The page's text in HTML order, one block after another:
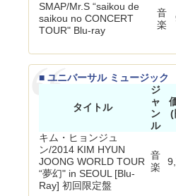
SMAP/Mr.S “saikou de
saikou no CONCERT
TOUR" Blu-ray
音
楽
■ ユニバーサル ミュージック
タイトル
ジ
ャ
ン
ル
(
キム・ヒョンジュ
ン/2014 KIM HYUN
JOONG WORLD TOUR
“夢幻" in SEOUL [Blu-
Ray] 初回限定盤
音
楽